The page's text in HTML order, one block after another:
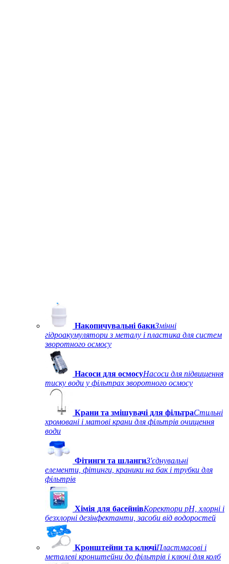
Накопичувальні бакиЗмінні
гідроакумулятори з металу і пластика для систем
зворотного осмосу
Насоси для осмосуНасоси для підвищення
тиску води у фільтрах зворотного осмосу
Крани та змішувачі для фільтраСтильні
хромовані і матові крани для фільтрів очищення
води
Фітинги та шлангиЗ'єднувальні
елементи, фітинги, краники на бак і трубки для
фільтрів
Хімія для басейнівКоректори рН, хлорні і
безхлорні дезінфектанти, засоби від водоростей
Кронштейни та ключіПластмасові і
металеві кронштейни до фільтрів і ключі для колб